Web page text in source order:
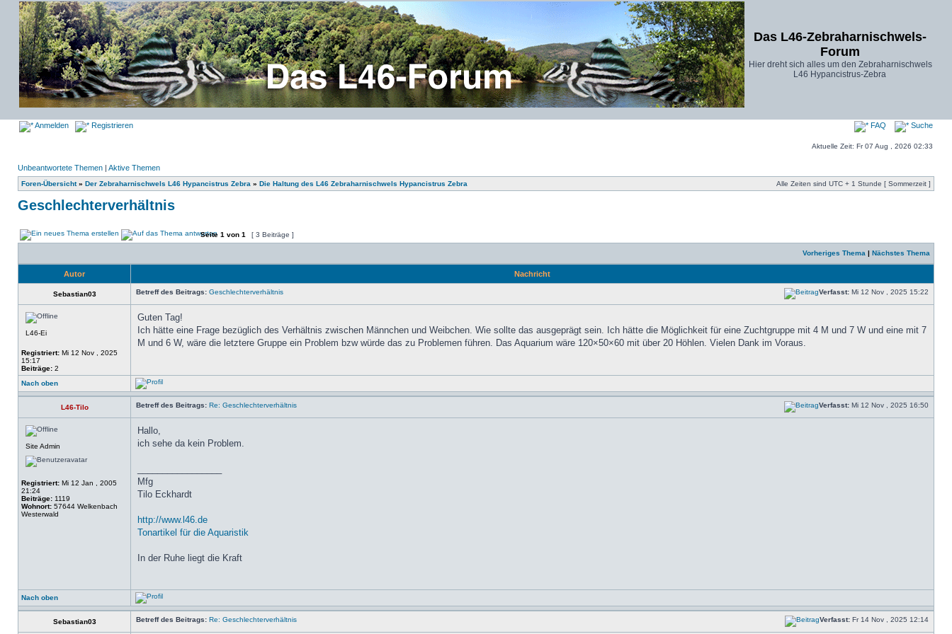
Das L46-Zebraharnischwels-
Forum
Hier dreht sich alles um den Zebraharnischwels
L46 Hypancistrus-Zebra
Anmelden Registrieren FAQ Suche
Aktuelle Zeit: Fr 07 Aug , 2026 02:33
Unbeantwortete Themen | Aktive Themen
Foren-Übersicht» Der Zebraharnischwels L46 Hypancistrus Zebra » Die Haltung des L46 Zebraharnischwels Hypancistrus Zebra Alle Zeiten sind UTC + 1 Stunde [ Sommerzeit ]
Geschlechterverhältnis
Seite 1 von 1 [ 3 Beiträge ]
Vorheriges Thema | Nächstes Thema
Autor Nachricht
Sebastian03 Betreff des Beitrags: Geschlechterverhältnis Verfasst: Mi 12 Nov , 2025 15:22
L46-Ei
Registriert: Mi 12 Nov , 2025
15:17
Beiträge: 2
Guten Tag!
Ich hätte eine Frage bezüglich des Verhältnis zwischen Männchen und Weibchen. Wie sollte das ausgeprägt sein. Ich hätte die Möglichkeit für eine Zuchtgruppe mit 4 M und 7 W und eine mit 7
M und 6 W, wäre die letztere Gruppe ein Problem bzw würde das zu Problemen führen. Das Aquarium wäre 120×50×60 mit über 20 Höhlen. Vielen Dank im Voraus.
Nach oben
L46-Tilo Betreff des Beitrags: Re: Geschlechterverhältnis Verfasst: Mi 12 Nov , 2025 16:50
Site Admin
Registriert: Mi 12 Jan , 2005
21:24
Beiträge: 1119
Wohnort: 57644 Welkenbach
Westerwald
Hallo,
ich sehe da kein Problem.
Mfg
Tilo Eckhardt
http://www.l46.de
Tonartikel für die Aquaristik
In der Ruhe liegt die Kraft
Nach oben
Sebastian03 Betreff des Beitrags: Re: Geschlechterverhältnis Verfasst: Fr 14 Nov , 2025 12:14